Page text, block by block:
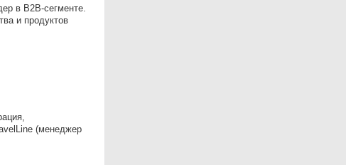
в B2B-сегменте.
и продуктов
(менеджер